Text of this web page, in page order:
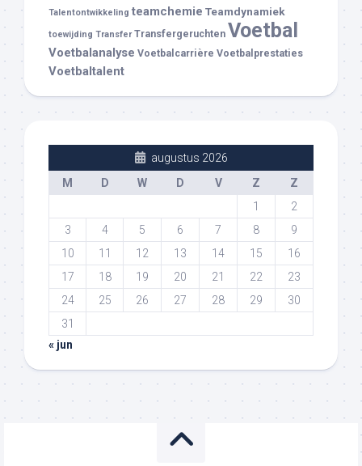
Talentontwikkeling teamchemie Teamdynamiek
toewijding Transfer Transfergeruchten Voetbal
Voetbalanalyse Voetbalcarrière Voetbalprestaties
Voetbaltalent
augustus 2026
M
D W D V Z
Z
1
2
3
4 5 6 7 8
9
10
11 12 13 14 15
16
17
18 19 20 21 22
23
24
25 26 27 28 29
30
31
« jun